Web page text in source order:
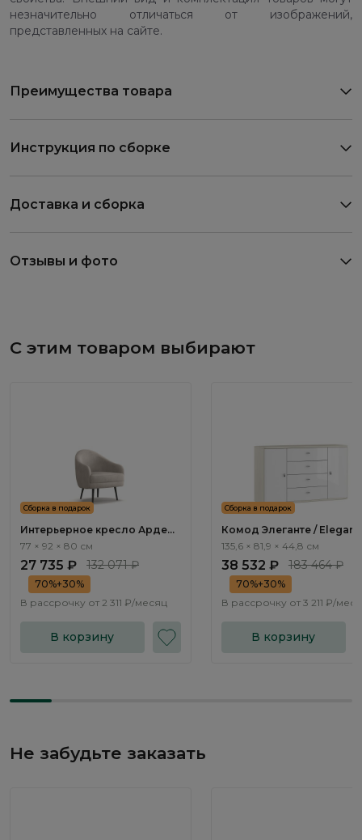
незначительно отличаться от изображений,
представленных на сайте.
Преимущества товара
Инструкция по сборке
Доставка и сборка
Отзывы и фото
С этим товаром выбирают
Сборка в подарок
Интерьерное кресло Арден /
Arden ММ106.6
77 × 92 × 80 см
27 735 ₽ 132 071 ₽
70%+30%
В рассрочку от 2 311 ₽/месяц
В корзину
Сборка в подарок
Комод Элеганте /
LE5511.2
135,6 × 81,9 × 44,8 см
38 532 ₽ 183 464 ₽
70%+30%
В рассрочку от 3 211 ₽/
В корзину
Не забудьте заказать